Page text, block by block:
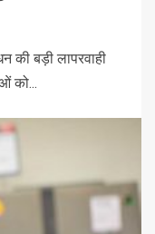
की बड़ी लापरवाही
को...